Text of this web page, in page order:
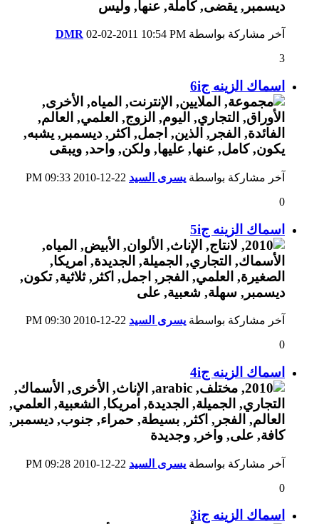
آخر مشاركة بواسطة DMR 02-02-2011 10:54 PM
3
اسماك الزينه ج6i
آخر مشاركة بواسطة يسرى السيد
09:33 PM
0
اسماك الزينه ج5i
آخر مشاركة بواسطة يسرى السيد
09:30 PM
0
اسماك الزينه ج4i
آخر مشاركة بواسطة يسرى السيد
09:28 PM
0
اسماك الزينه ج3i